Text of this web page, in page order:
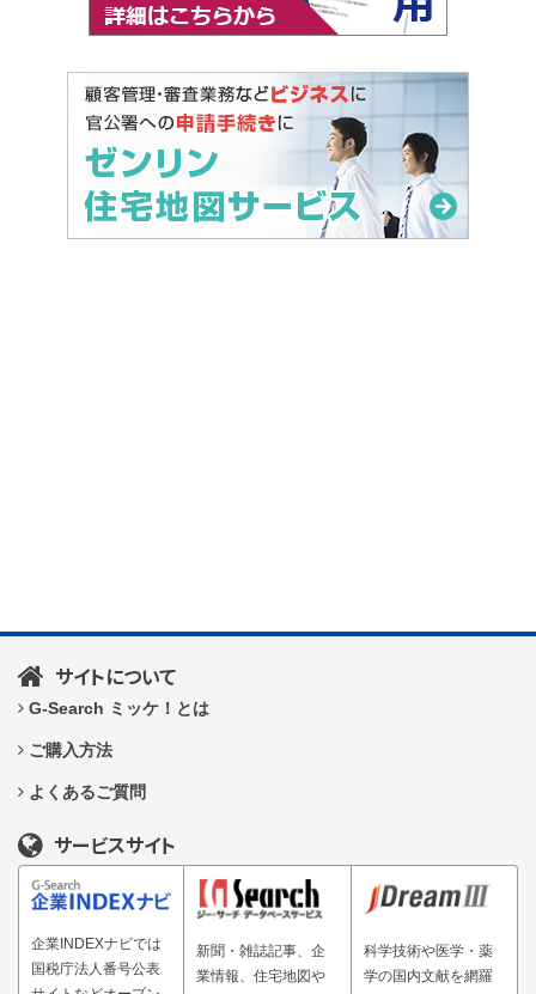
サイトについて
G-Search ミッケ！とは
ご購入方法
よくあるご質問
サービスサイト
企業INDEXナビでは
国税庁法人番号公表
新聞・雑誌記事、企
業情報、住宅地図や
科学技術や医学・薬
学の国内文献を網羅